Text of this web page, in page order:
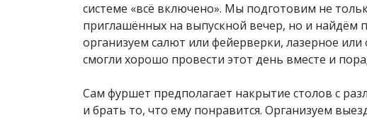
системе «всё включено». Мы подготовим не
приглашённых на выпускной вечер, но и найдём
организуем салют или фейерверки, лазерное
смогли хорошо провести этот день вместе и
Сам фуршет предполагает накрытие столов с
и брать то, что ему понравится. Организуем